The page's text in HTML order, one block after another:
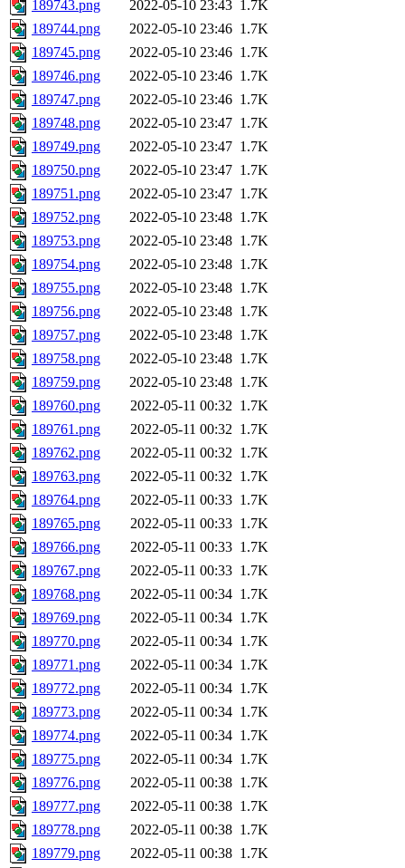
189743.png 2022-05-10 23:43 1.7K
189744.png
2022-05-10 23:46 1.7K
189745.png
2022-05-10 23:46 1.7K
189746.png
2022-05-10 23:46 1.7K
189747.png
2022-05-10 23:46 1.7K
189748.png
2022-05-10 23:47 1.7K
189749.png
2022-05-10 23:47 1.7K
189750.png
2022-05-10 23:47 1.7K
189751.png
2022-05-10 23:47 1.7K
189752.png
2022-05-10 23:48 1.7K
189753.png
2022-05-10 23:48 1.7K
189754.png
2022-05-10 23:48 1.7K
189755.png
2022-05-10 23:48 1.7K
189756.png
2022-05-10 23:48 1.7K
189757.png
2022-05-10 23:48 1.7K
189758.png
2022-05-10 23:48 1.7K
189759.png
2022-05-10 23:48 1.7K
189760.png
2022-05-11 00:32 1.7K
189761.png
2022-05-11 00:32 1.7K
189762.png
2022-05-11 00:32 1.7K
189763.png
2022-05-11 00:32 1.7K
189764.png
2022-05-11 00:33 1.7K
189765.png
2022-05-11 00:33 1.7K
189766.png
2022-05-11 00:33 1.7K
189767.png
2022-05-11 00:33 1.7K
189768.png
2022-05-11 00:34 1.7K
189769.png
2022-05-11 00:34 1.7K
189770.png
2022-05-11 00:34 1.7K
189771.png
2022-05-11 00:34 1.7K
189772.png
2022-05-11 00:34 1.7K
189773.png
2022-05-11 00:34 1.7K
189774.png
2022-05-11 00:34 1.7K
189775.png
2022-05-11 00:34 1.7K
189776.png
2022-05-11 00:38 1.7K
189777.png
2022-05-11 00:38 1.7K
189778.png
2022-05-11 00:38 1.7K
189779.png
2022-05-11 00:38 1.7K